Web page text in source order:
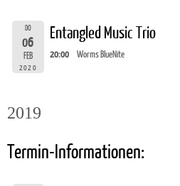
DO
06
FEB
2020
Entangled Music Trio
20:00 Worms BlueNite
2019
Termin-Informationen: